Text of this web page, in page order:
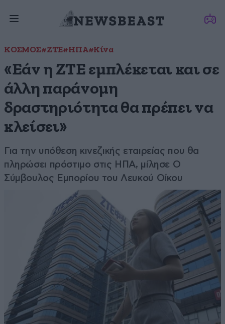
ΚΟΣΜΟΣ#ΖΤΕ#ΗΠΑ#Κίνα
«Εάν η ZTE εμπλέκεται και σε
άλλη παράνομη
δραστηριότητα θα πρέπει να
κλείσει»
Για την υπόθεση κινεζικής εταιρείας που θα
πληρώσει πρόστιμο στις ΗΠΑ, μίλησε Ο
Σύμβουλος Εμπορίου του Λευκού Οίκου